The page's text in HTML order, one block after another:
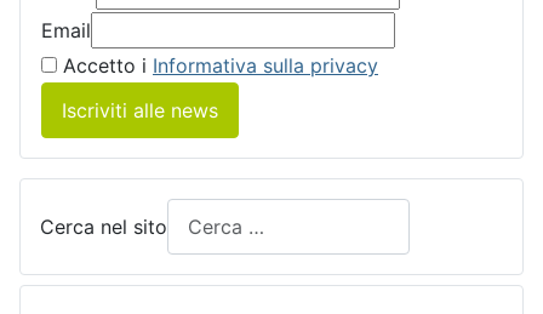
Email
Accetto i Informativa sulla privacy
Iscriviti alle news
Cerca nel sito